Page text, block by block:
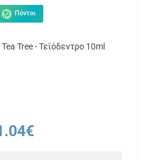
Πόντοι
Tree - Τεϊόδεντρο 10ml